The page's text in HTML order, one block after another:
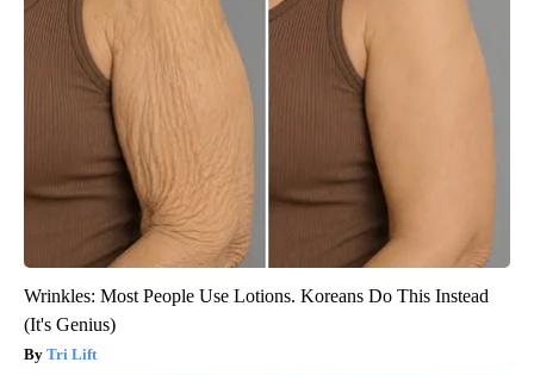
Wrinkles: Most People Use Lotions. Koreans Do This Instead
(It's Genius)
Tri Lift